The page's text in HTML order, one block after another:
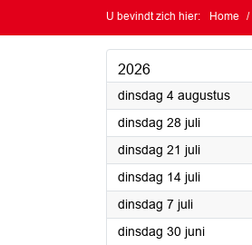
U bevindt zich hier: Home
2026
dinsdag 4 augustus2026
dinsdag 28 juli2026
dinsdag 21 juli2026
dinsdag 14 juli2026
dinsdag 7 juli2026
dinsdag 30 juni2026